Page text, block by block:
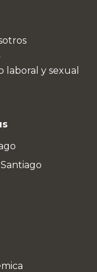
laboral y sexual